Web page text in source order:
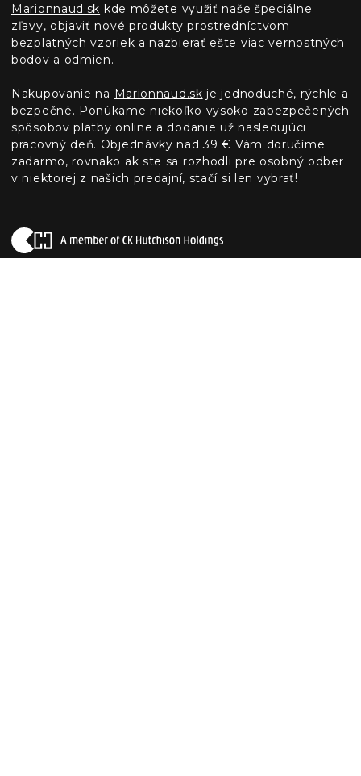
Marionnaud.sk kde môžete využiť naše špeciálne
zľavy, objaviť nové produkty prostredníctvom
bezplatných vzoriek a nazbierať ešte viac vernostných
bodov a odmien.
Nakupovanie na Marionnaud.sk je jednoduché, rýchle a
bezpečné. Ponúkame niekoľko vysoko zabezpečených
spôsobov platby online a dodanie už nasledujúci
pracovný deň. Objednávky nad 39 € Vám doručíme
zadarmo, rovnako ak ste sa rozhodli pre osobný odber
v niektorej z našich predajní, stačí si len vybrať!